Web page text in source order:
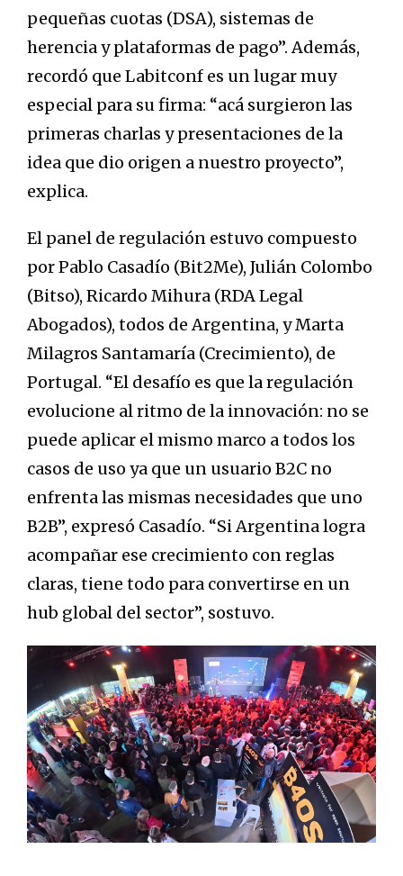
pequeñas cuotas (DSA), sistemas de
herencia y plataformas de pago”. Además,
recordó que Labitconf es un lugar muy
especial para su firma: “acá surgieron las
primeras charlas y presentaciones de la
idea que dio origen a nuestro proyecto”,
explica.
El panel de regulación estuvo compuesto
por Pablo Casadío (Bit2Me), Julián Colombo
(Bitso), Ricardo Mihura (RDA Legal
Abogados), todos de Argentina, y Marta
Milagros Santamaría (Crecimiento), de
Portugal. “El desafío es que la regulación
evolucione al ritmo de la innovación: no se
puede aplicar el mismo marco a todos los
casos de uso ya que un usuario B2C no
enfrenta las mismas necesidades que uno
B2B”, expresó Casadío. “Si Argentina logra
acompañar ese crecimiento con reglas
claras, tiene todo para convertirse en un
hub global del sector”, sostuvo.